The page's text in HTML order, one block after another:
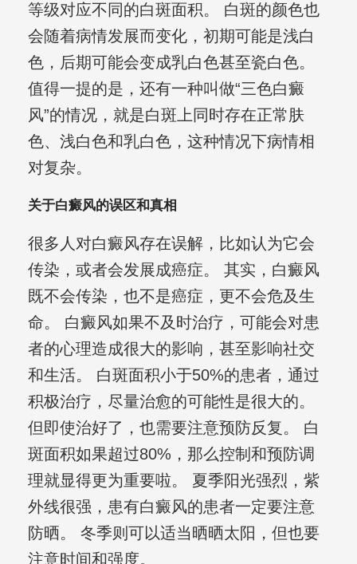
等级对应不同的白斑面积。 白斑的颜色也
会随着病情发展而变化，初期可能是浅白
色，后期可能会变成乳白色甚至瓷白色。
值得一提的是，还有一种叫做“三色白癜
风”的情况，就是白斑上同时存在正常肤
色、浅白色和乳白色，这种情况下病情相
对复杂。
关于白癜风的误区和真相
很多人对白癜风存在误解，比如认为它会
传染，或者会发展成癌症。 其实，白癜风
既不会传染，也不是癌症，更不会危及生
命。 白癜风如果不及时治疗，可能会对患
者的心理造成很大的影响，甚至影响社交
和生活。 白斑面积小于50%的患者，通过
积极治疗，尽量治愈的可能性是很大的。
但即使治好了，也需要注意预防反复。 白
斑面积如果超过80%，那么控制和预防调
理就显得更为重要啦。 夏季阳光强烈，紫
外线很强，患有白癜风的患者一定要注意
防晒。 冬季则可以适当晒晒太阳，但也要
注意时间和强度。